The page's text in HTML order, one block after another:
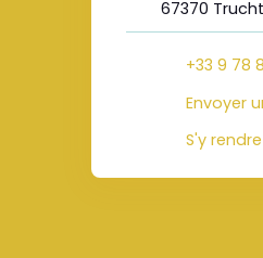
67370
+33 9 78
Envoyer
S'y rendre